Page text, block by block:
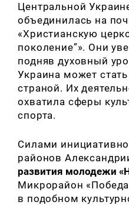
Центральной
объединилась на
«Христианскую
поколение”». Они
подняв духовный
Украина может
страной. Их
охватила сферы
спорта.
Силами
районов
развития молодежи
Микрорайон
в подобном